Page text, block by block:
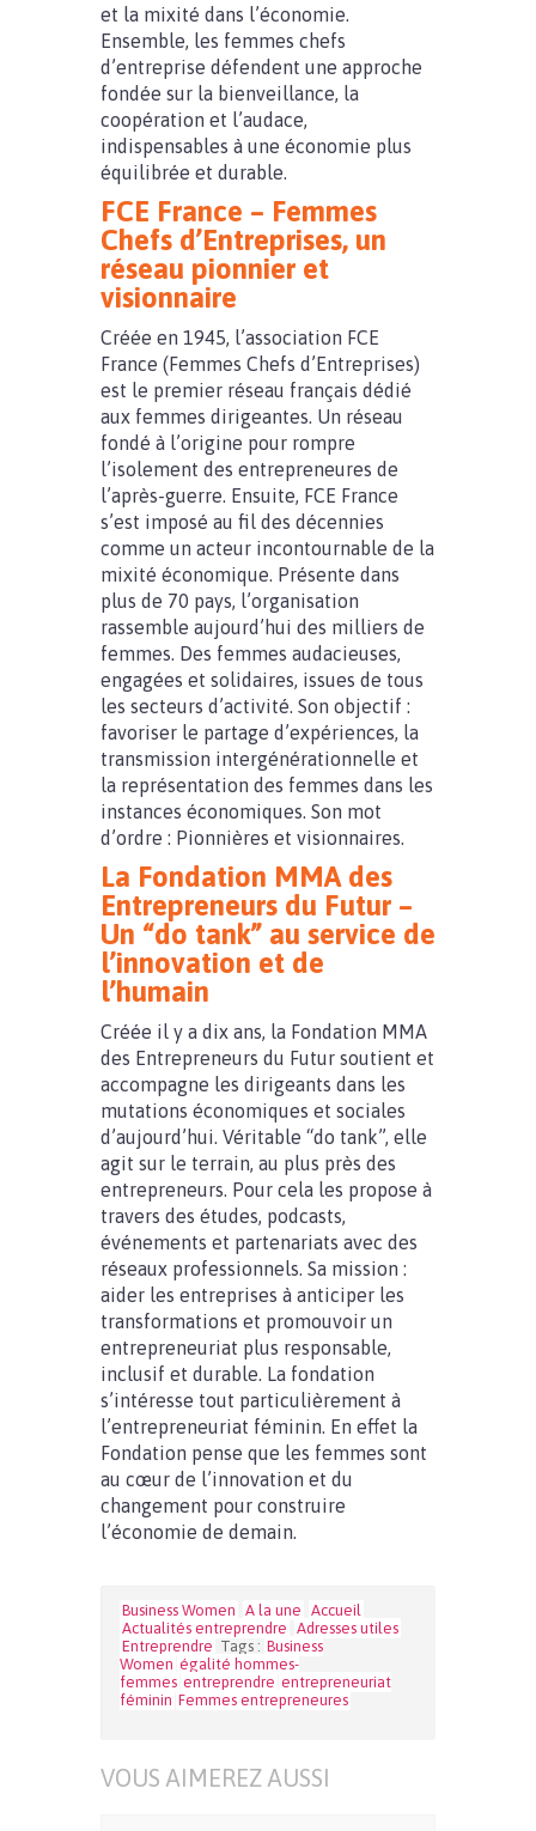
et la mixité dans l’économie.
Ensemble, les femmes chefs
d’entreprise défendent une approche
fondée sur la bienveillance, la
coopération et l’audace,
indispensables à une économie plus
équilibrée et durable.
FCE France – Femmes
Chefs d’Entreprises, un
réseau pionnier et
visionnaire
Créée en 1945, l’association FCE
France (Femmes Chefs d’Entreprises)
est le premier réseau français dédié
aux femmes dirigeantes. Un réseau
fondé à l’origine pour rompre
l’isolement des entrepreneures de
l’après-guerre. Ensuite, FCE France
s’est imposé au fil des décennies
comme un acteur incontournable de la
mixité économique. Présente dans
plus de 70 pays, l’organisation
rassemble aujourd’hui des milliers de
femmes. Des femmes audacieuses,
engagées et solidaires, issues de tous
les secteurs d’activité. Son objectif :
favoriser le partage d’expériences, la
transmission intergénérationnelle et
la représentation des femmes dans les
instances économiques. Son mot
d’ordre : Pionnières et visionnaires.
La Fondation MMA des
Entrepreneurs du Futur –
Un “do tank” au service de
l’innovation et de
l’humain
Créée il y a dix ans, la Fondation MMA
des Entrepreneurs du Futur soutient et
accompagne les dirigeants dans les
mutations économiques et sociales
d’aujourd’hui. Véritable “do tank”, elle
agit sur le terrain, au plus près des
entrepreneurs. Pour cela les propose à
travers des études, podcasts,
événements et partenariats avec des
réseaux professionnels. Sa mission :
aider les entreprises à anticiper les
transformations et promouvoir un
entrepreneuriat plus responsable,
inclusif et durable. La fondation
s’intéresse tout particulièrement à
l’entrepreneuriat féminin. En effet la
Fondation pense que les femmes sont
au cœur de l’innovation et du
changement pour construire
l’économie de demain.
Business Women A la une Accueil
Actualités entreprendre Adresses utiles
Entreprendre Tags : Business
Women égalité hommes-
femmes entreprendre entrepreneuriat
féminin Femmes entrepreneures
VOUS AIMEREZ AUSSI